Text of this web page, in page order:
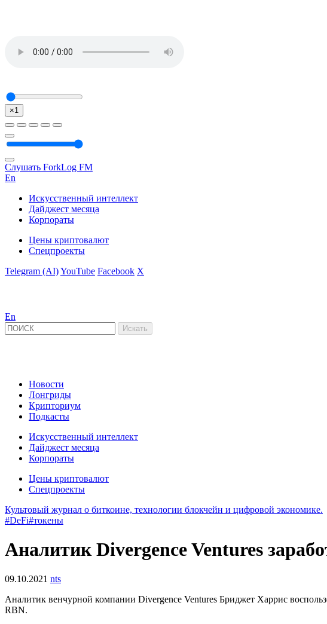
×1
Слушать ForkLog FM
En
Искусственный интеллект
Дайджест месяца
Корпораты
Цены криптовалют
Спецпроекты
Telegram (AI)YouTube Facebook X
En
Новости
Лонгриды
Крипториум
Подкасты
Искусственный интеллект
Дайджест месяца
Корпораты
Цены криптовалют
Спецпроекты
Культовый журнал о биткоине, технологии блокчейн и цифровой экономике.
#DeFi#токены
Аналитик Divergence Ventures
09.10.2021 nts
Аналитик венчурной компании Divergence Ventures Бриджет Харрис
RBN.